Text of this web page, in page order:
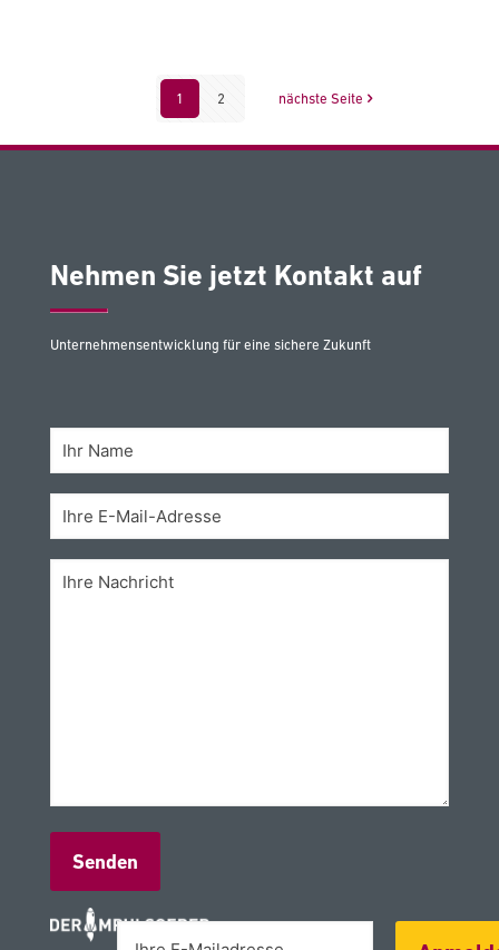
1 2 nächste Seite
Nehmen Sie jetzt Kontakt auf
Unternehmensentwicklung für eine sichere Zukunft
Alternative: